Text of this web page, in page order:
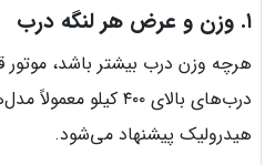
۱. وزن و عرض هر لنگه درب
هرچه وزن درب بیشتر باشد، موتور
درب‌های بالای ۴۰۰ کیلو
هیدرولیک پیشنهاد می‌شود.